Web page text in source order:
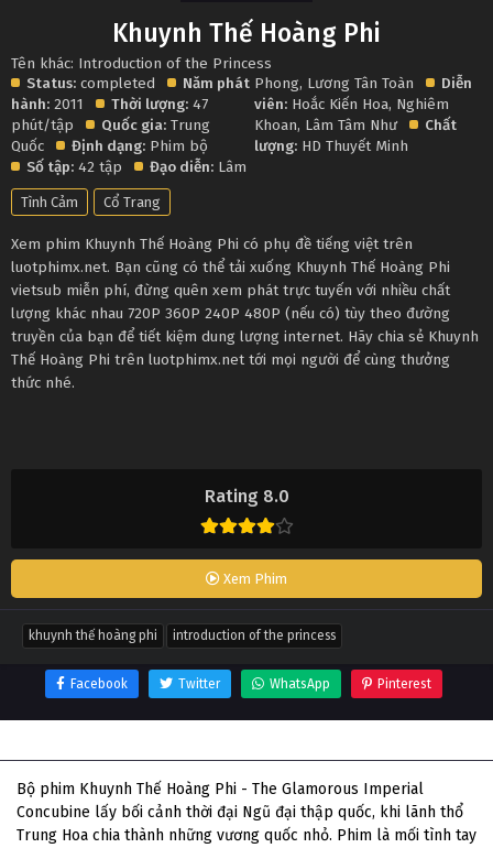
Rating 8.0
Xem Phim
Khuynh Thế Hoàng Phi
Tên khác: Introduction of the Princess
Status: completed
Năm phát
hành: 2011 Thời lượng: 47
phút/tập
Quốc gia: Trung
Quốc
Định dạng: Phim bộ
Số tập: 42 tập Đạo diễn: Lâm
Phong, Lương Tân Toàn
Diễn
viên: Hoắc Kiến Hoa, Nghiêm
Khoan, Lâm Tâm Như
Chất
lượng: HD Thuyết Minh
Tình Cảm Cổ Trang
Xem phim Khuynh Thế Hoàng Phi có phụ đề tiếng việt trên
luotphimx.net. Bạn cũng có thể tải xuống Khuynh Thế Hoàng Phi
vietsub miễn phí, đừng quên xem phát trực tuyến với nhiều chất
lượng khác nhau 720P 360P 240P 480P (nếu có) tùy theo đường
truyền của bạn để tiết kiệm dung lượng internet. Hãy chia sẻ Khuynh
Thế Hoàng Phi trên luotphimx.net tới mọi người để cùng thưởng
thức nhé.
khuynh thế hoàng phi introduction of the princess
Facebook Twitter WhatsApp Pinterest
Bộ phim Khuynh Thế Hoàng Phi - The Glamorous Imperial
Concubine lấy bối cảnh thời đại Ngũ đại thập quốc, khi lãnh thổ
Trung Hoa chia thành những vương quốc nhỏ. Phim là mối tình tay